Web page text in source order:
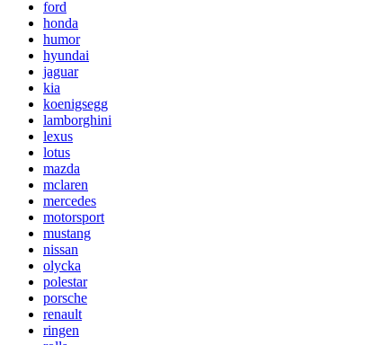
ford
honda
humor
hyundai
jaguar
kia
koenigsegg
lamborghini
lexus
lotus
mazda
mclaren
mercedes
motorsport
mustang
nissan
olycka
polestar
porsche
renault
ringen